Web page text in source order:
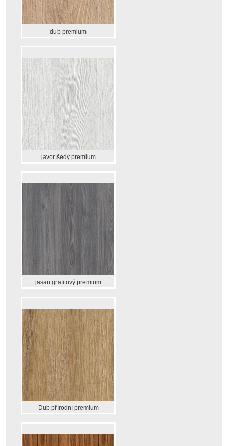
dub premium
javor šedý premium
jasan grafitový premium
Dub přírodní premium